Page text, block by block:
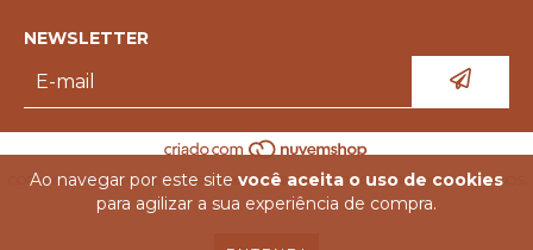
Ao navegar por este site você aceita o uso de cookies
para agilizar a sua experiência de compra.
NEWSLETTER
COPYRIGHT GRETA CAUE - 02712668000197 - 2026. TODOS OS DIREITOS RESERVADOS.